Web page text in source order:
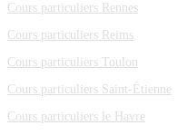
Cours particuliers Rennes
Cours particuliers Reims
Cours particuliers Toulon
Cours particuliers Saint-Étienne
Cours particuliers le Havre